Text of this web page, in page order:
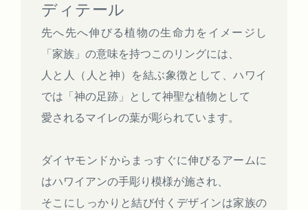
ディテール
先へ先へ伸びる植物の生命力をイメージし
「家族」の意味を持つこのリングには、
人と人（人と神）を結ぶ象徴として、ハワイ
では「神の足跡」として神聖な植物として
愛されるマイレの葉が彫られています。
ダイヤモンドからまっすぐに伸びるアームに
はハワイアンの手彫り模様が施され、
そこにしっかりと結び付くデザインは家族の